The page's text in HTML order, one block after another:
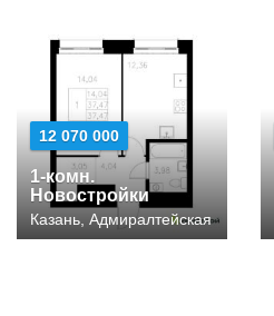
12 070 000
1-комн.
Новостройки
Казань, Адмиралтейская